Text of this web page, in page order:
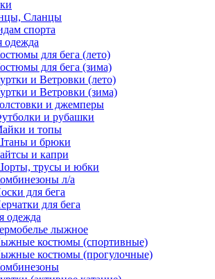
Сланцы
спорта
одежда
для бега (лето)
для бега (зима)
и Ветровки (лето)
и Ветровки (зима)
и джемперы
и рубашки
и топы
и брюки
и капри
трусы и юбки
л/а
для бега
для бега
одежда
лыжное
костюмы (спортивные)
костюмы (прогулочные)